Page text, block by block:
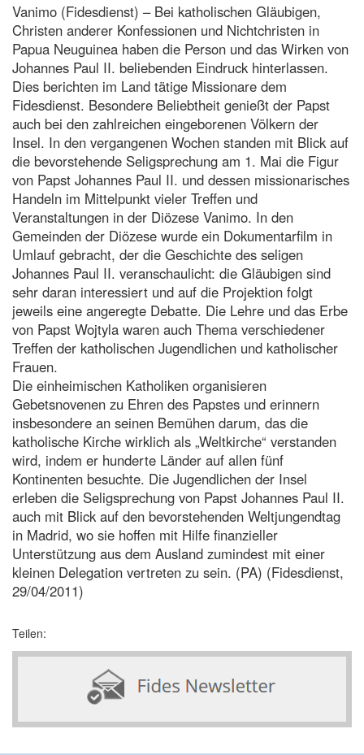
Vanimo (Fidesdienst) – Bei katholischen Gläubigen,
Christen anderer Konfessionen und Nichtchristen in
Papua Neuguinea haben die Person und das Wirken von
Johannes Paul II. beliebenden Eindruck hinterlassen.
Dies berichten im Land tätige Missionare dem
Fidesdienst. Besondere Beliebtheit genießt der Papst
auch bei den zahlreichen eingeborenen Völkern der
Insel. In den vergangenen Wochen standen mit Blick auf
die bevorstehende Seligsprechung am 1. Mai die Figur
von Papst Johannes Paul II. und dessen missionarisches
Handeln im Mittelpunkt vieler Treffen und
Veranstaltungen in der Diözese Vanimo. In den
Gemeinden der Diözese wurde ein Dokumentarfilm in
Umlauf gebracht, der die Geschichte des seligen
Johannes Paul II. veranschaulicht: die Gläubigen sind
sehr daran interessiert und auf die Projektion folgt
jeweils eine angeregte Debatte. Die Lehre und das Erbe
von Papst Wojtyla waren auch Thema verschiedener
Treffen der katholischen Jugendlichen und katholischer
Frauen.
Die einheimischen Katholiken organisieren
Gebetsnovenen zu Ehren des Papstes und erinnern
insbesondere an seinen Bemühen darum, das die
katholische Kirche wirklich als „Weltkirche“ verstanden
wird, indem er hunderte Länder auf allen fünf
Kontinenten besuchte. Die Jugendlichen der Insel
erleben die Seligsprechung von Papst Johannes Paul II.
auch mit Blick auf den bevorstehenden Weltjungendtag
in Madrid, wo sie hoffen mit Hilfe finanzieller
Unterstützung aus dem Ausland zumindest mit einer
kleinen Delegation vertreten zu sein. (PA) (Fidesdienst,
29/04/2011)
Teilen: